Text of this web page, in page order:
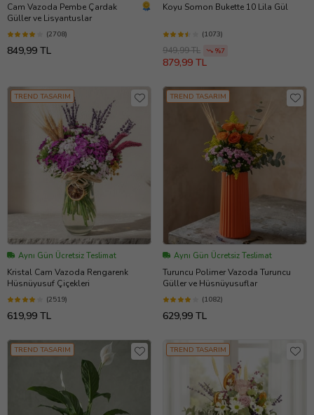
Cam Vazoda Pembe Çardak
Güller ve Lisyantuslar
(2708)
849,99 TL
Koyu Somon Bukette 10 Lila Gül
(1073)
949,99 TL %7
879,99 TL
TREND TASARIM
Aynı Gün Ücretsiz Teslimat
Kristal Cam Vazoda Rengarenk
Hüsnüyusuf Çiçekleri
(2519)
619,99 TL
TREND TASARIM
Aynı Gün Ücretsiz Teslimat
Turuncu Polimer Vazoda Turuncu
Güller ve Hüsnüyusuflar
(1082)
629,99 TL
TREND TASARIM TREND TASARIM